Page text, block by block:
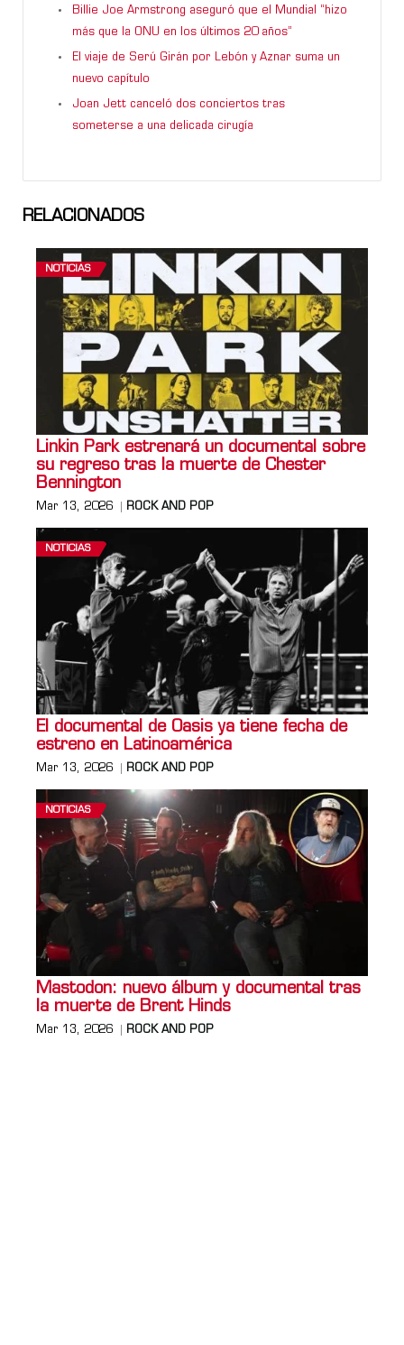
Billie Joe Armstrong aseguró que el Mundial “hizo
más que la ONU en los últimos 20 años”
El viaje de Serú Girán por Lebón y Aznar suma un
nuevo capítulo
Joan Jett canceló dos conciertos tras
someterse a una delicada cirugía
RELACIONADOS
NOTICIAS
Linkin Park estrenará un documental sobre
su regreso tras la muerte de Chester
Bennington
Mar 13, 2026 ROCK AND POP
NOTICIAS
El documental de Oasis ya tiene fecha de
estreno en Latinoamérica
Mar 13, 2026 ROCK AND POP
NOTICIAS
Mastodon: nuevo álbum y documental tras
la muerte de Brent Hinds
Mar 13, 2026 ROCK AND POP